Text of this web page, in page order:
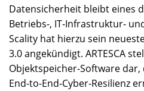
Datensicherheit bleibt eines
Betriebs-, IT-Infrastruktur-
Scality hat hierzu sein
3.0 angekündigt. ARTESCA
Objektspeicher-Software dar,
End-to-End-Cyber-Resilienz